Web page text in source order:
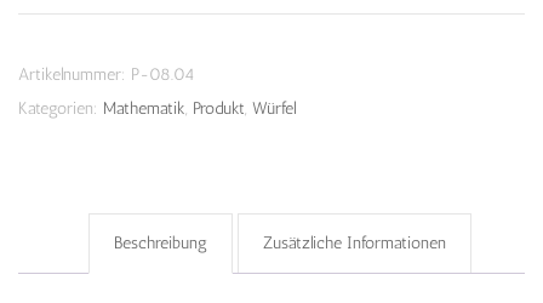
Artikelnummer: P-08.04
Kategorien: Mathematik, Produkt, Würfel
Beschreibung Zusätzliche Informationen